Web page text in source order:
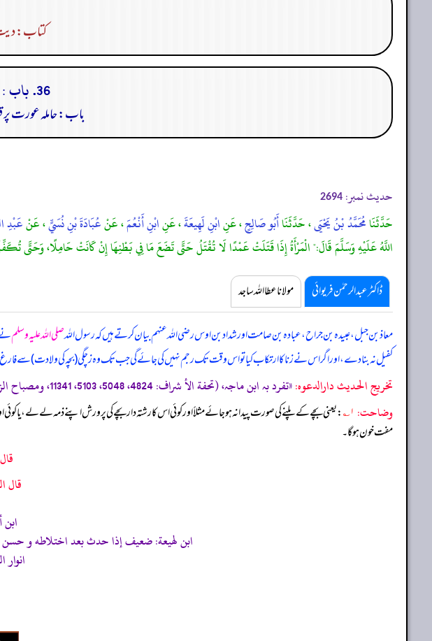
کتاب:
36. باب : الحامل يجب عليها القود
باب: حاملہ عورت
حدیث نمبر: 2694
حَدَّثَنَامُحَمَّدُ بْنُ يَحْيَى، حَدَّثَنَاأَبُو صَالِحٍ، عَنِابْنِ لَهِيعَةَ، عَنِابْنِ أَنْعُمَ، عَنْعُبَادَةَ بْنِ نُسَيٍّ، عَنْعَبْدِ
اللَّهُ عَلَيْهِ وَسَلَّمَ قَالَ:" الْمَرْأَةُ إِذَا قَتَلَتْ عَمْدًا لَا تُقْتَلُ حَتَّى تَضَعَ مَا فِي بَطْنِهَا إِنْ كَانَتْ حَامِلًا،
ڈاکٹر عبدالرحمٰن فریوائی مولانا عطا اللہ ساجد
معاذ بن جبل، عبیدہ بن جراح، عبادہ بن صامت اور شداد بن اوس رضی اللہ عنہم بیان کرتے ہیں کہرسول اللہصلی اللہ علیہ وسلم
کفیل نہ بنا دے، اور اگر اس نے زنا کا ارتکاب کیا تو اس وقت تک رجم نہیں کی جائے گی جب تک وہ زچگی (بچہ کی ولادت) سے فارغ
تخریج الحدیث دارالدعوہ:«تفرد بہ ابن ماجہ، (تحفة الأ شراف: 4824، 5048، 5103، 11341، ومصباح الزجاجة: 953) (ضعیف) (عبد الرحمن بن انعم افریقی، اور عبد اللہ بن لہیعہ ضعیف ہیں، نیز ملاحظہ ہو: الإرواء: 2225)»
وضاحت: ۱؎ : یعنی بچے کے پلنے کی صورت پیدا نہ ہو جائے مثلاً اور کوئی اس کا رشتہ دار بچے کی پرورش اپنے ذمہ لے لے، یا
مفت خون ہو گا۔
قال
ابن لهيعة: ضعيف إذا حدث بعد اختلاطه و